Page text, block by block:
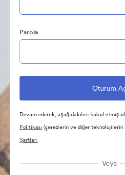
Parola
Devam ederek, aşağıdakileri kabul etmiş
Politikası (çerezlerin ve diğer teknolojilerin
Şartları
Veya